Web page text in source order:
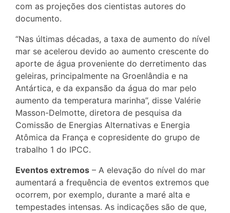
com as projeções dos cientistas autores do
documento.
“Nas últimas décadas, a taxa de aumento do nível
mar se acelerou devido ao aumento crescente do
aporte de água proveniente do derretimento das
geleiras, principalmente na Groenlândia e na
Antártica, e da expansão da água do mar pelo
aumento da temperatura marinha”, disse Valérie
Masson-Delmotte, diretora de pesquisa da
Comissão de Energias Alternativas e Energia
Atômica da França e copresidente do grupo de
trabalho 1 do IPCC.
Eventos extremos – A elevação do nível do mar
aumentará a frequência de eventos extremos que
ocorrem, por exemplo, durante a maré alta e
tempestades intensas. As indicações são de que,